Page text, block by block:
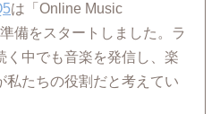
は「Online Music
備をスタートしました。ラ
く中でも音楽を発信し、楽
私たちの役割だと考えてい